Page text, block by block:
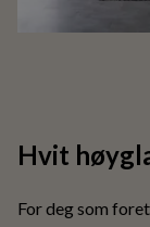
Hvit
For deg som